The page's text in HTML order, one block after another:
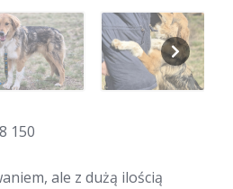
150
ale z dużą ilością